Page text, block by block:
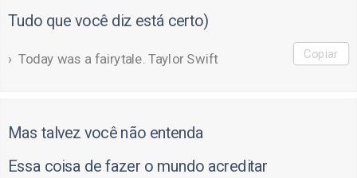
Tudo que você diz está certo)
Today was a fairytale. Taylor Swift Copiar
Mas talvez você não entenda
Essa coisa de fazer o mundo acreditar